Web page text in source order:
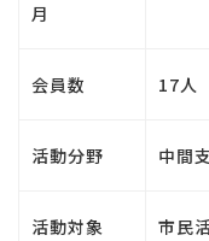
月
会員数 17人
活動分野 中間
活動対象 市民